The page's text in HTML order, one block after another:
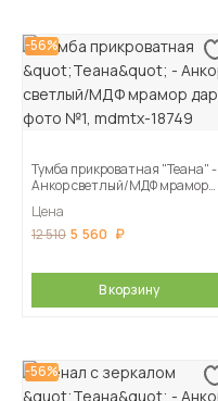
-56%
Тумба прикроватная "Теана" -
Анкор светлый/МДФ мрамор
Цена
12 510 5 560
В корзину
-56%